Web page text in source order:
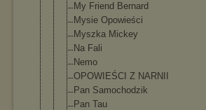
My Friend Bernard
Mysie Opowieści
Myszka Mickey
Na Fali
Nemo
OPOWIEŚCI Z NARNII
Pan Samochodzik
Pan Tau